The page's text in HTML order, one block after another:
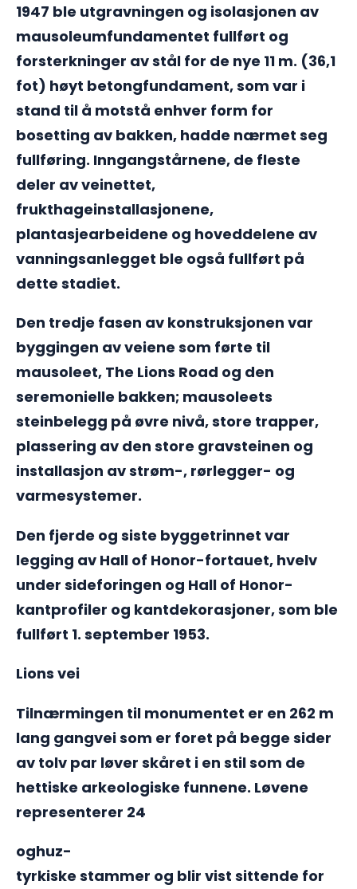
1947 ble utgravningen og isolasjonen av
mausoleumfundamentet fullført og
forsterkninger av stål for de nye 11 m. (36,1
fot) høyt betongfundament, som var i
stand til å motstå enhver form for
bosetting av bakken, hadde nærmet seg
fullføring. Inngangstårnene, de fleste
deler av veinettet,
frukthageinstallasjonene,
plantasjearbeidene og hoveddelene av
vanningsanlegget ble også fullført på
dette stadiet.
Den tredje fasen av konstruksjonen var
byggingen av veiene som førte til
mausoleet, The Lions Road og den
seremonielle bakken; mausoleets
steinbelegg på øvre nivå, store trapper,
plassering av den store gravsteinen og
installasjon av strøm-, rørlegger- og
varmesystemer.
Den fjerde og siste byggetrinnet var
legging av Hall of Honor-fortauet, hvelv
under sideforingen og Hall of Honor-
kantprofiler og kantdekorasjoner, som ble
fullført 1. september 1953.
Lions vei
Tilnærmingen til monumentet er en 262 m
lang gangvei som er foret på begge sider
av tolv par løver skåret i en stil som de
hettiske arkeologiske funnene. Løvene
representerer 24
oghuz-
tyrkiske stammer og blir vist sittende for